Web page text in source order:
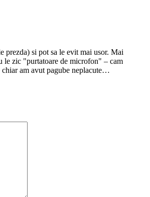
prezda) si pot sa le evit mai usor. Mai
zic "purtatoare de microfon" – cam
am avut pagube neplacute…